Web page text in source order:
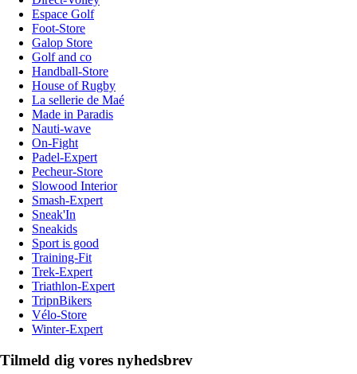
Espace Golf
Foot-Store
Galop Store
Golf and co
Handball-Store
House of Rugby
La sellerie de Maé
Made in Paradis
Nauti-wave
On-Fight
Padel-Expert
Pecheur-Store
Slowood Interior
Smash-Expert
Sneak'In
Sneakids
Sport is good
Training-Fit
Trek-Expert
Triathlon-Expert
TripnBikers
Vélo-Store
Winter-Expert
Tilmeld dig vores nyhedsbrev